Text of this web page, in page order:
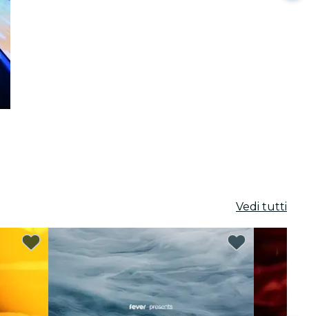
Vedi tutti